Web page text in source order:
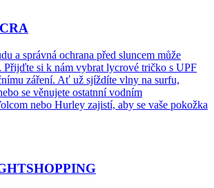
a správná ochrana před sluncem může
Přijďte si k nám vybrat lycrové tričko s UPF
záření. Ať už sjíždíte vlny na surfu,
se věnujete ostatnní vodním
nebo Hurley zajistí, aby se vaše pokožka